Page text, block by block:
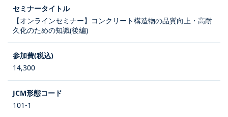
【オンラインセミナー】コンクリート構造物の品質向上・高耐
久化のための知識(後編)
14,300
101-1